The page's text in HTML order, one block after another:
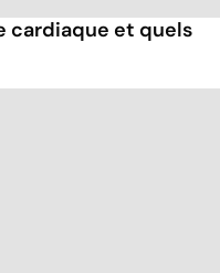
cardiaque et quels